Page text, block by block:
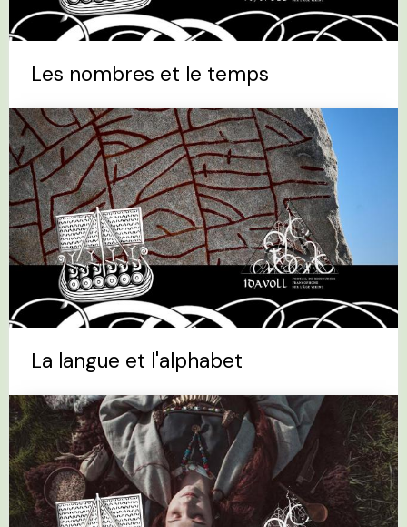
Les nombres et le temps
La langue et l'alphabet